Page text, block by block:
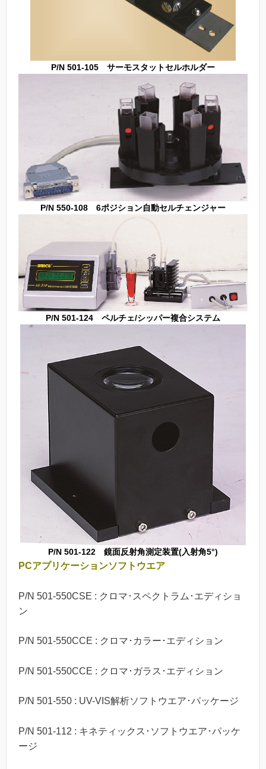
P/N 501-105 サーモスタットセルホルダー
P/N 550-108 6ポジション自動セルチェンジャー
P/N 501-124 ペルチェ/シッパー複合システム
P/N 501-122 鏡面反射角測定装置(入射角5°)
PCアプリケーションソフトウエア
P/N 501-550CSE : クロマ･スペクトラム･エディショ
ン
P/N 501-550CCE : クロマ･カラー･エディション
P/N 501-550CCE : クロマ･ガラス･エディション
P/N 501-550 : UV-VIS解析ソフトウエア･パッケージ
P/N 501-112 : キネティックス･ソフトウエア･パッケ
ージ